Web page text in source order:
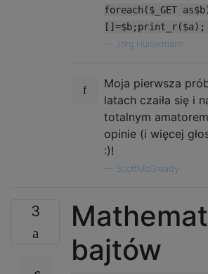
foreach($_GET
[]=$b;print_r($a);
Jörg Hülsermann
Moja pierwsza
latach czaiła się i
totalnym
opinie (i więcej
:)!
ScottMcGready
3
bajtów